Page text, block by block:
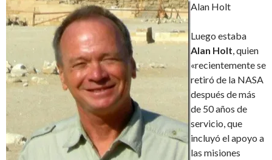
Alan Holt
Luego estaba
Alan Holt, quien
«recientemente se
retiró de la NASA
después de más
de 50 años de
servicio, que
incluyó el apoyo a
las misiones